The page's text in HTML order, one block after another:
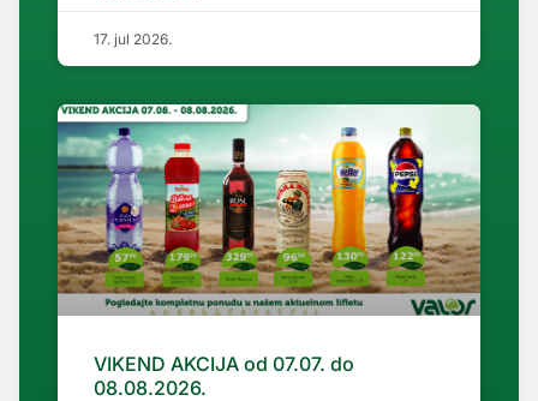
17. jul 2026.
VIKEND AKCIJA od 07.07. do
08.08.2026.